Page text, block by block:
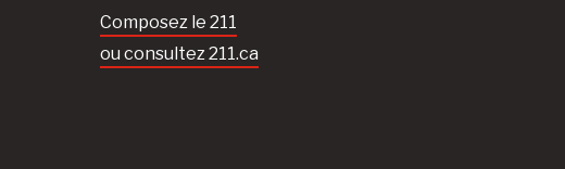
Composez le 211
ou consultez 211.ca